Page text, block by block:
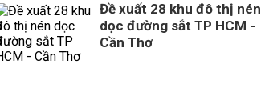
Đề xuất 28 khu đô thị nén
dọc đường sắt TP HCM -
Cần Thơ